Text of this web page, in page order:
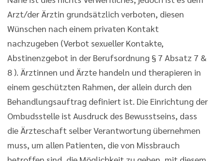
Arzt/der Ärztin grundsätzlich verboten, diesen
Wünschen nach einem privaten Kontakt
nachzugeben (Verbot sexueller Kontakte,
Abstinenzgebot in der Berufsordnung § 7 Absatz 7 &
8 ). Ärztinnen und Ärzte handeln und therapieren in
einem geschützten Rahmen, der allein durch den
Behandlungsauftrag definiert ist. Die Einrichtung der
Ombudsstelle ist Ausdruck des Bewusstseins, dass
die Ärzteschaft selber Verantwortung übernehmen
muss, um allen Patienten, die von Missbrauch